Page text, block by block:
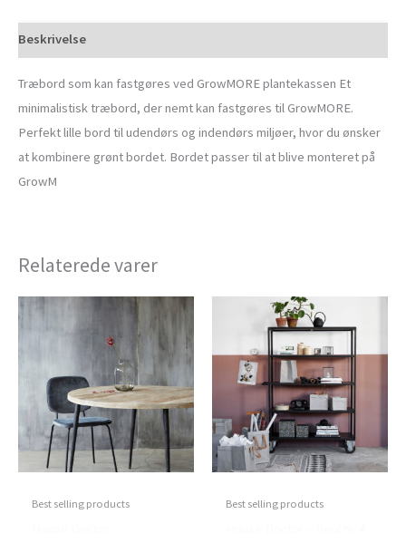
Beskrivelse
Træbord som kan fastgøres ved GrowMORE plantekassen Et
minimalistisk træbord, der nemt kan fastgøres til GrowMORE.
Perfekt lille bord til udendørs og indendørs miljøer, hvor du ønsker
at kombinere grønt bordet. Bordet passer til at blive monteret på
GrowM
Relaterede varer
Best selling products Best selling products